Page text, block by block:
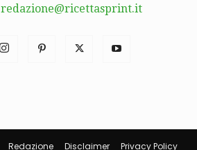
redazione@ricettasprint.it
Redazione Disclaimer Privacy Policy